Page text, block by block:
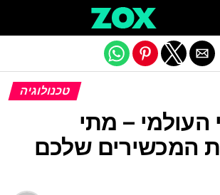
טכנולוגיה
העולמי – מתי
המכשירים שלכם
Exit mobile version